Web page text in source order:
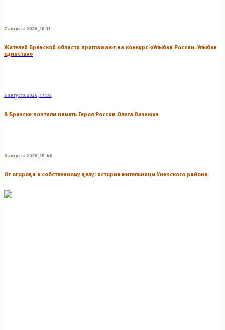
7 августа 2026, 10:11
Жителей Брянской области приглашают на конкурс «Улыбка России. Улыбка
единства»
6 августа 2026, 17:03
В Брянске почтили память Героя России Олега Визнюка
6 августа 2026, 15:40
От огорода к собственному делу: история жительницы Унечского района